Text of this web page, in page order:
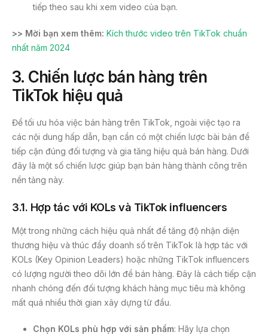
tiếp theo sau khi xem video của bạn.
>> Mời bạn xem thêm: Kích thước video trên TikTok chuẩn
nhất năm 2024
3. Chiến lược bán hàng trên
TikTok hiệu quả
Để tối ưu hóa việc bán hàng trên TikTok, ngoài việc tạo ra
các nội dung hấp dẫn, bạn cần có một chiến lược bài bản để
tiếp cận đúng đối tượng và gia tăng hiệu quả bán hàng. Dưới
đây là một số chiến lược giúp bạn bán hàng thành công trên
nền tảng này.
3.1. Hợp tác với KOLs và TikTok influencers
Một trong những cách hiệu quả nhất để tăng độ nhận diện
thương hiệu và thúc đẩy doanh số trên TikTok là hợp tác với
KOLs (Key Opinion Leaders) hoặc những TikTok influencers
có lượng người theo dõi lớn để bán hàng. Đây là cách tiếp cận
nhanh chóng đến đối tượng khách hàng mục tiêu mà không
mất quá nhiều thời gian xây dựng từ đầu.
Chọn KOLs phù hợp với sản phẩm: Hãy lựa chọn